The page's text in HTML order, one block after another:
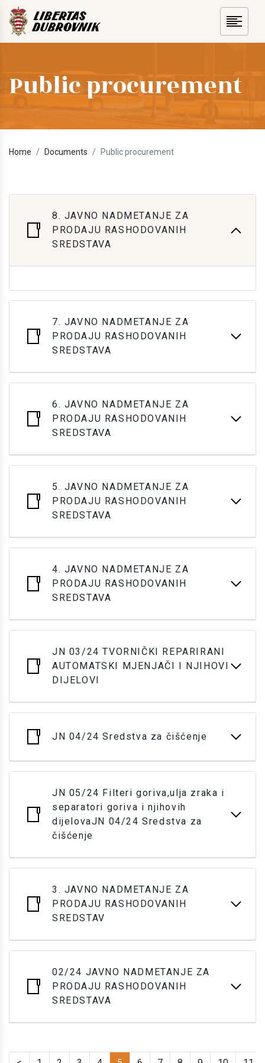
Public procurement
Home Documents Public procurement
8. JAVNO NADMETANJE ZA
PRODAJU RASHODOVANIH
SREDSTAVA
7. JAVNO NADMETANJE ZA
PRODAJU RASHODOVANIH
SREDSTAVA
6. JAVNO NADMETANJE ZA
PRODAJU RASHODOVANIH
SREDSTAVA
5. JAVNO NADMETANJE ZA
PRODAJU RASHODOVANIH
SREDSTAVA
4. JAVNO NADMETANJE ZA
PRODAJU RASHODOVANIH
SREDSTAVA
JN 03/24 TVORNIČKI REPARIRANI
AUTOMATSKI MJENJAČI I NJIHOVI
DIJELOVI
JN 04/24 Sredstva za čišćenje
JN 05/24 Filteri goriva,ulja zraka i
separatori goriva i njihovih
dijelovaJN 04/24 Sredstva za
čišćenje
3. JAVNO NADMETANJE ZA
PRODAJU RASHODOVANIH
SREDSTAV
02/24 JAVNO NADMETANJE ZA
PRODAJU RASHODOVANIH
SREDSTAVA